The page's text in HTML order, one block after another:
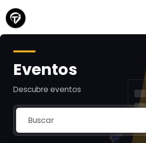
Eventos
Descubre eventos